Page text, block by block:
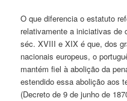
O que diferencia o estatuto
relativamente a iniciativas de
séc. XVIII e XIX é que, dos
nacionais europeus, o
mantém fiel à abolição da
estendido essa abolição aos
(Decreto de 9 de junho de